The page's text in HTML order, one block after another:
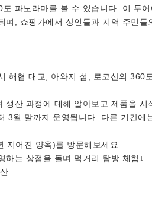
파노라마를 볼 수 있습니다. 이 투
며, 쇼핑가에서 상인들과 지역 주민들
해협 대교, 아와지 섬, 로코산의 360
생산 과정에 대해 알아보고 제품을
3월 말까지 운영됩니다. 다른 기간에
지어진 양옥)를 방문해보세요
하는 상점을 돌며 먹거리 탐방 체험↓